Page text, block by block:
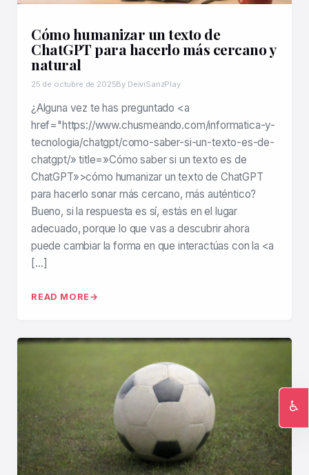
Cómo humanizar un texto de
ChatGPT para hacerlo más cercano y
natural
25 de octubre de 2025By DeiviSanzPlay
¿Alguna vez te has preguntado <a
href="https://www.chusmeando.com/informatica-y-
tecnologia/chatgpt/como-saber-si-un-texto-es-de-
chatgpt/» title=»Cómo saber si un texto es de
ChatGPT»>cómo humanizar un texto de ChatGPT
para hacerlo sonar más cercano, más auténtico?
Bueno, si la respuesta es sí, estás en el lugar
adecuado, porque lo que vas a descubrir ahora
puede cambiar la forma en que interactúas con la <a
[…]
READ MORE
♿